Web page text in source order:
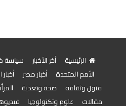
الرئيسية أخر الأخبار سياسة
الأمم المتحدة
أخبار مصر
فنون وثقافة
صحة وتغذية
مقالات
علوم وتكنولوجيا